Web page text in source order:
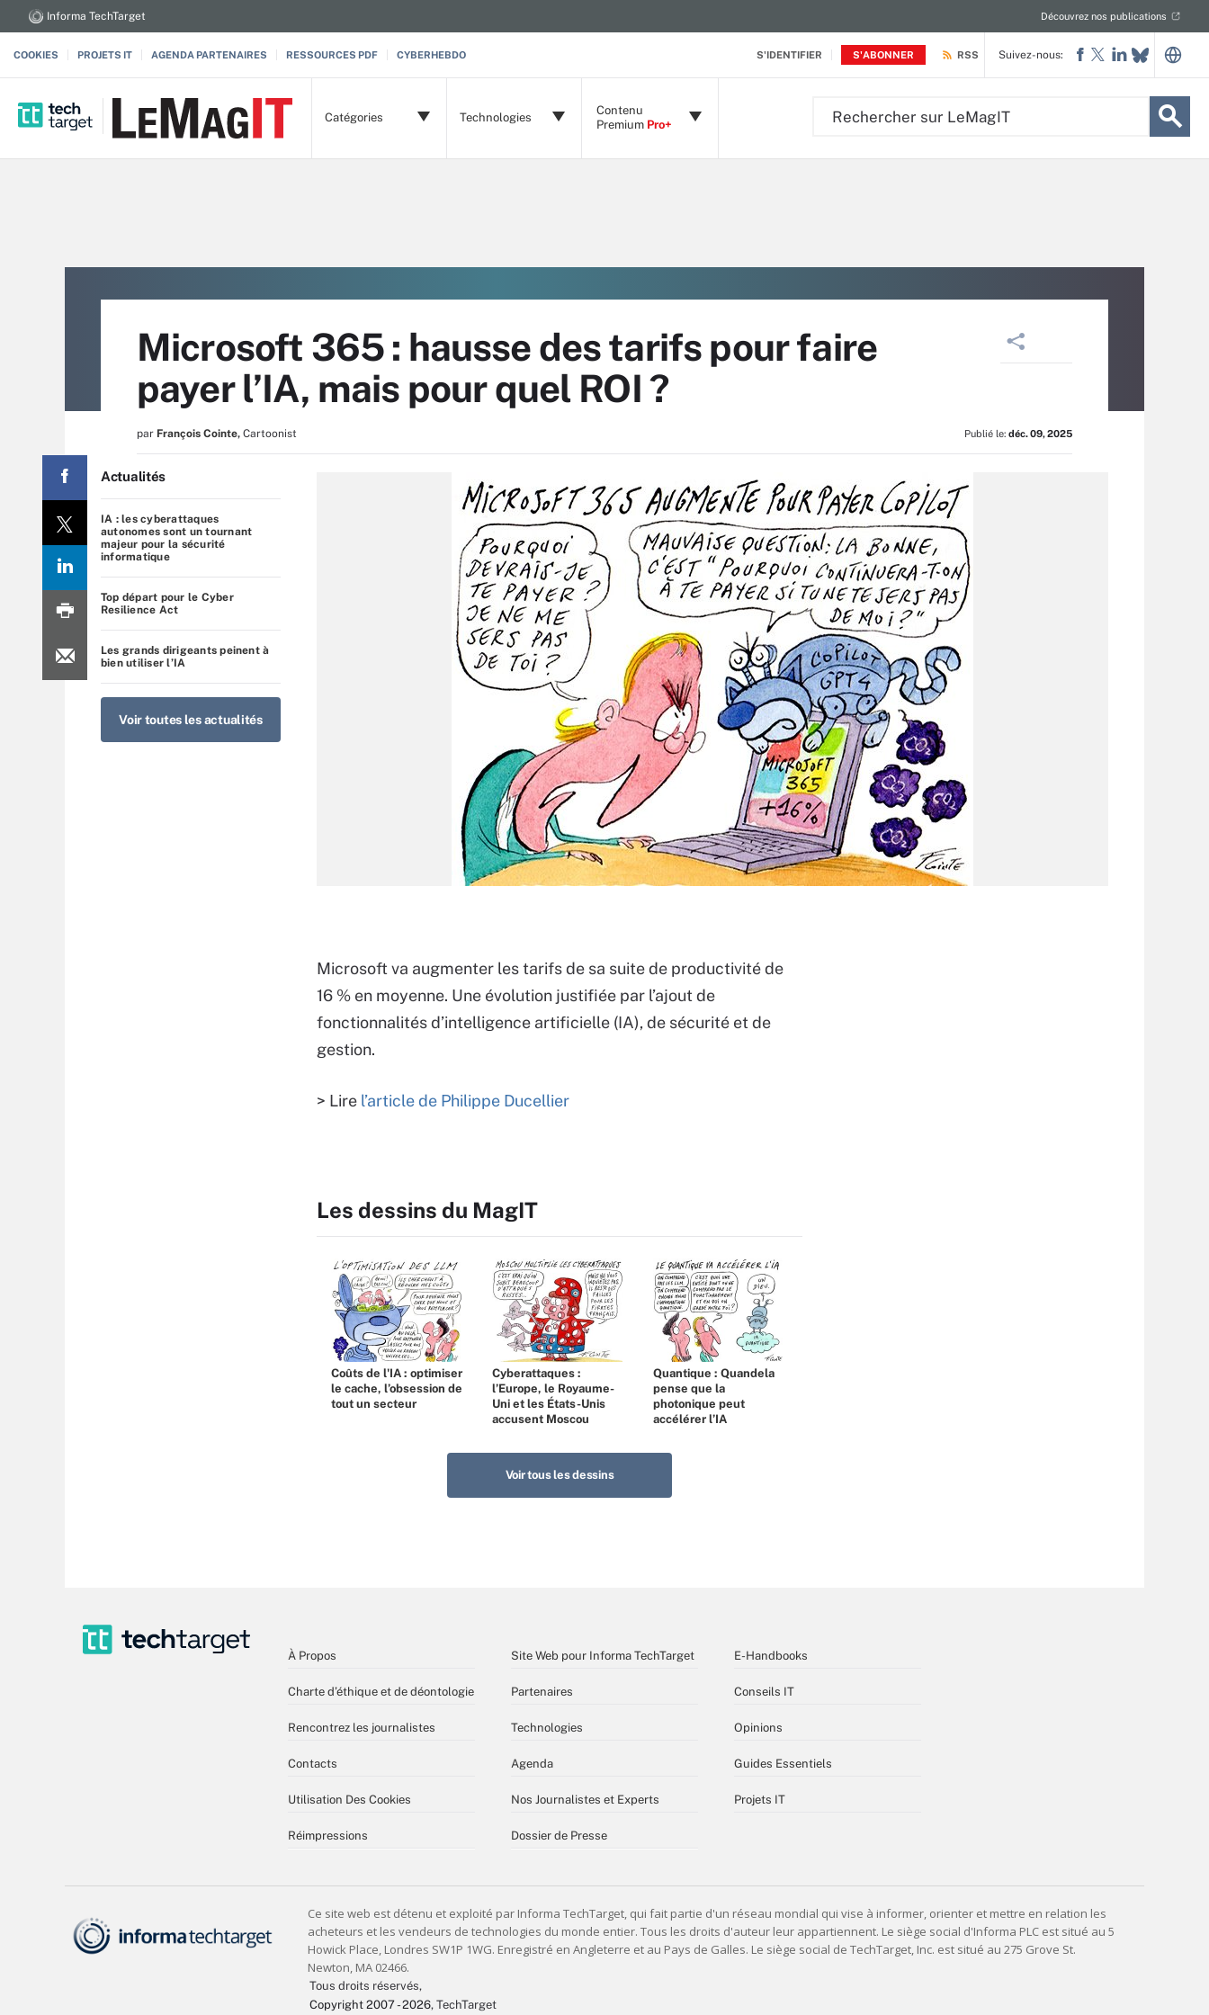
S'IDENTIFIER S'ABONNER
Informa TechTarget Découvrez nos publications
COOKIES PROJETS IT AGENDA PARTENAIRES RESSOURCES PDF CYBERHEBDO RSS
Catégories Technologies
Contenu
Premium Pro+
Suivez-nous:
Microsoft 365 : hausse des tarifs pour faire
payer l’IA, mais pour quel ROI ?
par François Cointe, Cartoonist Publié le: déc. 09, 2025
Actualités
IA : les cyberattaques
autonomes sont un tournant
majeur pour la sécurité
informatique
Top départ pour le Cyber
Resilience Act
Les grands dirigeants peinent à
bien utiliser l’IA
Voir toutes les actualités
Microsoft va augmenter les tarifs de sa suite de productivité de
16 % en moyenne. Une évolution justifiée par l’ajout de
fonctionnalités d’intelligence artificielle (IA), de sécurité et de
gestion.
> Lire l’article de Philippe Ducellier
Les dessins du MagIT
Coûts de l'IA : optimiser
le cache, l’obsession de
tout un secteur
Cyberattaques :
l’Europe, le Royaume-
Uni et les États-Unis
accusent Moscou
Quantique : Quandela
pense que la
photonique peut
accélérer l’IA
Voir tous les dessins
À Propos
Charte d’éthique et de déontologie
Rencontrez les journalistes
Contacts
Utilisation Des Cookies
Réimpressions
Site Web pour Informa TechTarget
Partenaires
Technologies
Agenda
Nos Journalistes et Experts
Dossier de Presse
E-Handbooks
Conseils IT
Opinions
Guides Essentiels
Projets IT
Tous droits réservés,
Copyright 2007 - 2026, TechTarget